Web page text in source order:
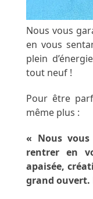
Nous vous
en vous
plein
tout neuf !
Pour être
même plus :
« Nous
rentrer en
apaisée,
grand ouvert.